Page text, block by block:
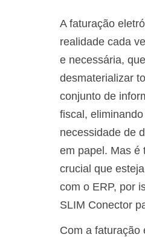
A faturação
realidade cada
e necessária,
desmaterializar
conjunto de
fiscal,
necessidade de
em papel. Mas é
crucial que
com o ERP, por
SLIM Conector
Com a faturação